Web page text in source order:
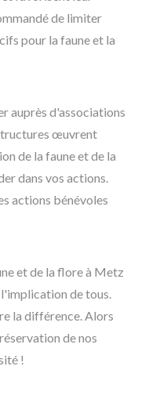
de limiter
pour la faune et la
auprès d'associations
œuvrent
de la faune et de la
dans vos actions.
actions bénévoles
et de la flore à Metz
de tous.
la différence. Alors
de nos
!